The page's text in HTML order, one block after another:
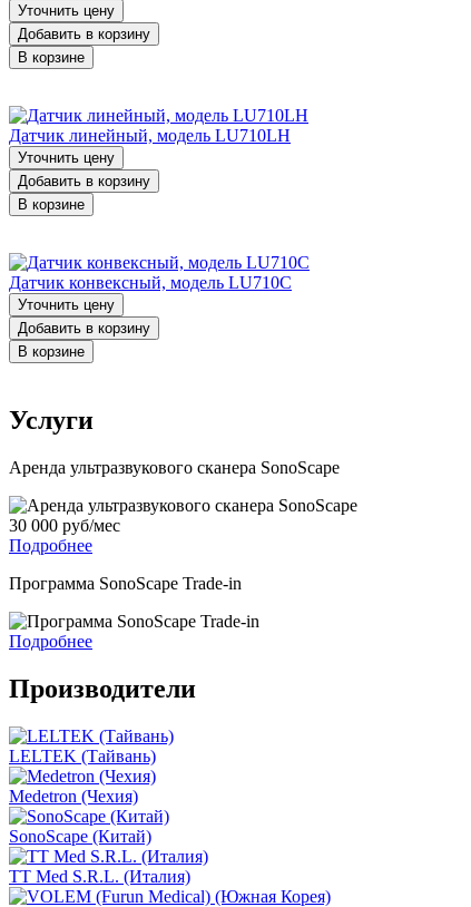
Уточнить цену
Добавить в корзину
В корзине
Датчик линейный, модель LU710LH
Уточнить цену
Добавить в корзину
В корзине
Датчик конвексный, модель LU710C
Уточнить цену
Добавить в корзину
В корзине
Услуги
Аренда ультразвукового сканера SonoScape
30 000 руб/мес
Подробнее
Программа SonoScape Trade-in
Подробнее
Производители
LELTEK (Тайвань)
Medetron (Чехия)
SonoScape (Китай)
TT Med S.R.L. (Италия)